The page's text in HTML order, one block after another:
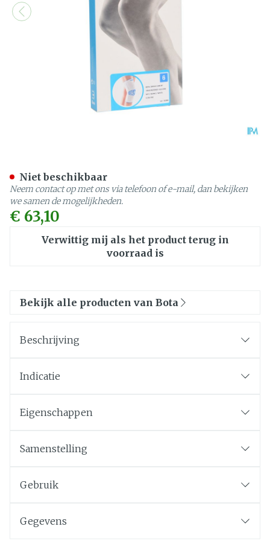
€ 63,10
Verwittig mij als het product terug in
voorraad is
Niet beschikbaar
Neem contact op met ons via telefoon of e-mail, dan bekijken
we samen de mogelijkheden.
Bekijk alle producten van Bota
Beschrijving
Indicatie
Eigenschappen
Samenstelling
Gebruik
Gegevens